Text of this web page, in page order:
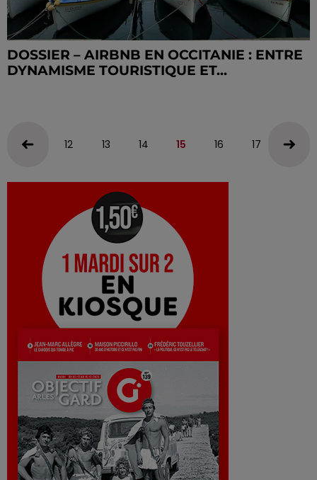
DOSSIER – AIRBNB EN OCCITANIE : ENTRE
DYNAMISME TOURISTIQUE ET...
12 13 14 15 16 17 18